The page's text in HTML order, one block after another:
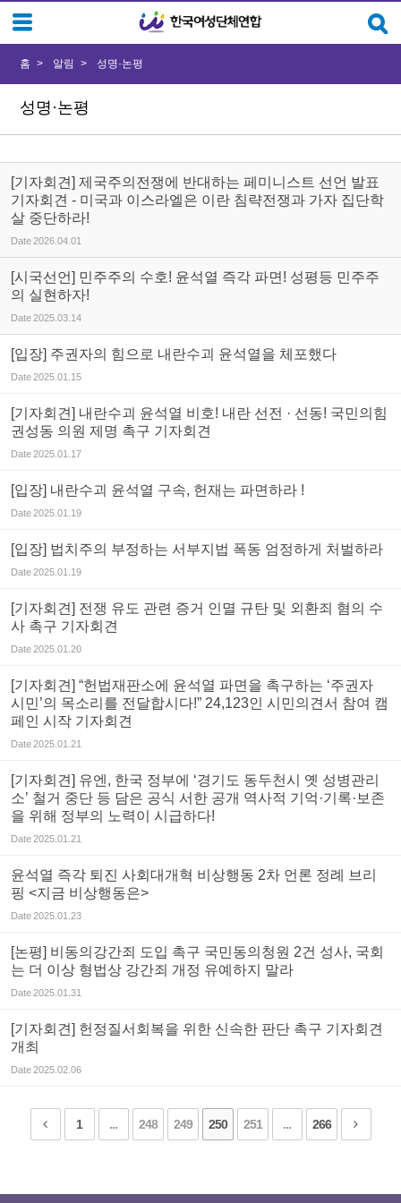
성명·논평
홈 알림 성명·논평
[기자회견] 제국주의전쟁에 반대하는 페미니스트 선언 발표
기자회견 - 미국과 이스라엘은 이란 침략전쟁과 가자 집단학
살 중단하라!
Date2026.04.01
[시국선언] 민주주의 수호! 윤석열 즉각 파면! 성평등 민주주
의 실현하자!
Date2025.03.14
[입장] 주권자의 힘으로 내란수괴 윤석열을 체포했다
Date2025.01.15
[기자회견] 내란수괴 윤석열 비호! 내란 선전 · 선동! 국민의힘
권성동 의원 제명 촉구 기자회견
Date2025.01.17
[입장] 내란수괴 윤석열 구속, 헌재는 파면하라 !
Date2025.01.19
[입장] 법치주의 부정하는 서부지법 폭동 엄정하게 처벌하라
Date2025.01.19
[기자회견] 전쟁 유도 관련 증거 인멸 규탄 및 외환죄 혐의 수
사 촉구 기자회견
Date2025.01.20
[기자회견] “헌법재판소에 윤석열 파면을 촉구하는 ‘주권자
시민’의 목소리를 전달합시다!” 24,123인 시민의견서 참여 캠
페인 시작 기자회견
Date2025.01.21
[기자회견] 유엔, 한국 정부에 ‘경기도 동두천시 옛 성병관리
소’ 철거 중단 등 담은 공식 서한 공개 역사적 기억·기록·보존
을 위해 정부의 노력이 시급하다!
Date2025.01.21
윤석열 즉각 퇴진 사회대개혁 비상행동 2차 언론 정례 브리
핑 <지금 비상행동은>
Date2025.01.23
[논평] 비동의강간죄 도입 촉구 국민동의청원 2건 성사, 국회
는 더 이상 형법상 강간죄 개정 유예하지 말라
Date2025.01.31
[기자회견] 헌정질서회복을 위한 신속한 판단 촉구 기자회견
개최
Date2025.02.06
1 ... 248 249 250 251 ... 266